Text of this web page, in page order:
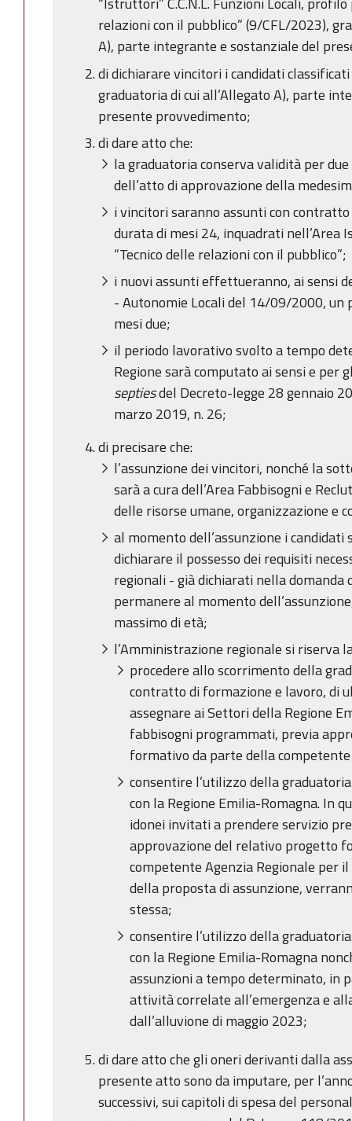
relazioni con il pubblico” (9/CFL/2023),
A), parte integrante e sostanziale del
di dichiarare vincitori i candidati
graduatoria di cui all’Allegato A), parte
presente provvedimento;
di dare atto che:
la graduatoria conserva validità per
dell’atto di approvazione della
i vincitori saranno assunti con
durata di mesi 24, inquadrati
“Tecnico delle relazioni con il pubblico”;
i nuovi assunti effettueranno, ai sensi
- Autonomie Locali del 14/09/2000, un
mesi due;
il periodo lavorativo svolto a tempo
Regione sarà computato ai sensi e per
septiesdel Decreto-legge 28 gennaio
marzo 2019, n. 26;
di precisare che:
l’assunzione dei vincitori, nonché la
sarà a cura dell’Area Fabbisogni e
delle risorse umane, organizzazione e
al momento dell’assunzione i
dichiarare il possesso dei requisiti
regionali - già dichiarati nella domanda
permanere al momento
massimo di età;
l’Amministrazione regionale si riserva
procedere allo scorrimento della
contratto di formazione e lavoro, di
assegnare ai Settori della Regione
fabbisogni programmati, previa
formativo da parte della
consentire l’utilizzo della
con la Regione Emilia-Romagna. In
idonei invitati a prendere servizio
approvazione del relativo progetto
competente Agenzia Regionale per
della proposta di assunzione,
stessa;
consentire l’utilizzo della
con la Regione Emilia-Romagna
assunzioni a tempo determinato, in
attività correlate all’emergenza e
dall’alluvione di maggio 2023;
di dare atto che gli oneri derivanti dalla
presente atto sono da imputare, per
successivi, sui capitoli di spesa del